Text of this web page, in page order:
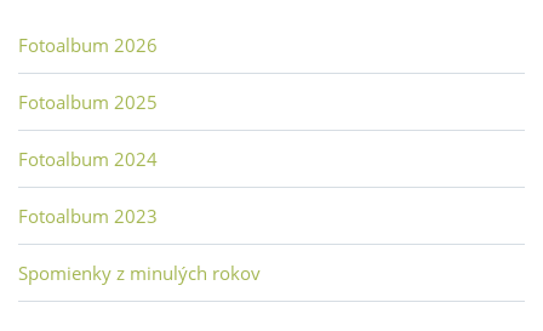
Fotoalbum 2026
Fotoalbum 2025
Fotoalbum 2024
Fotoalbum 2023
Spomienky z minulých rokov